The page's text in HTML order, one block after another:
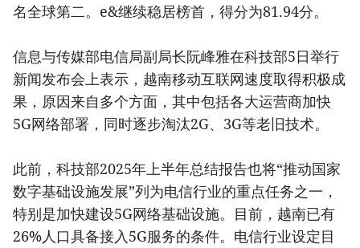
名全球第二。e&继续稳居榜首，得分为81.94分。
信息与传媒部电信局副局长阮峰雅在科技部5日举行
新闻发布会上表示，越南移动互联网速度取得积极成
果，原因来自多个方面，其中包括各大运营商加快
5G网络部署，同时逐步淘汰2G、3G等老旧技术。
此前，科技部2025年上半年总结报告也将“推动国家
数字基础设施发展”列为电信行业的重点任务之一，
特别是加快建设5G网络基础设施。目前，越南已有
26%人口具备接入5G服务的条件。电信行业设定目